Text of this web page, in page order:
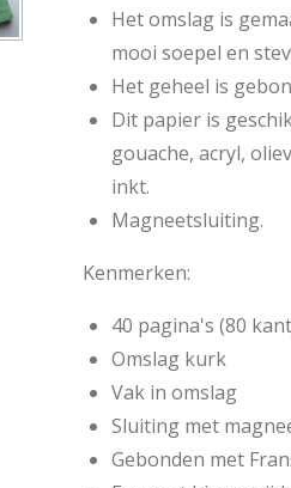
Het omslag is
mooi soepel en
Het geheel is
Dit papier is
gouache, acryl,
inkt.
Magneetsluiting.
Kenmerken:
40 pagina's (80
Omslag kurk
Vak in omslag
Sluiting met
Gebonden met